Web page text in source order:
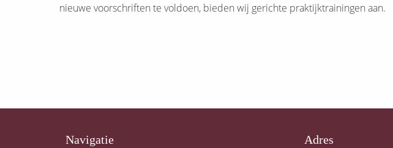
nieuwe voorschriften te voldoen, bieden wij gerichte praktijktrainingen aan.
Navigatie Adres